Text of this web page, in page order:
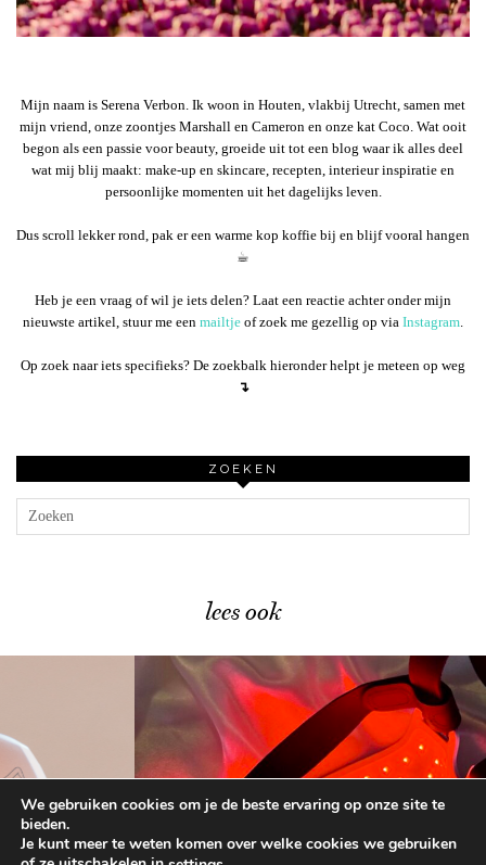
Mijn naam is Serena Verbon. Ik woon in Houten, vlakbij Utrecht, samen met
mijn vriend, onze zoontjes Marshall en Cameron en onze kat Coco. Wat ooit
begon als een passie voor beauty, groeide uit tot een blog waar ik alles deel
wat mij blij maakt: make-up en skincare, recepten, interieur inspiratie en
persoonlijke momenten uit het dagelijks leven.
Dus scroll lekker rond, pak er een warme kop koffie bij en blijf vooral hangen
☕︎
Heb je een vraag of wil je iets delen? Laat een reactie achter onder mijn
nieuwste artikel, stuur me een mailtje of zoek me gezellig op via Instagram.
Op zoek naar iets specifieks? De zoekbalk hieronder helpt je meteen op weg
↴
ZOEKEN
lees ook
Dit is HET moment …
We gebruiken cookies om je de beste ervaring op onze site te
bieden.
Je kunt meer te weten komen over welke cookies we gebruiken